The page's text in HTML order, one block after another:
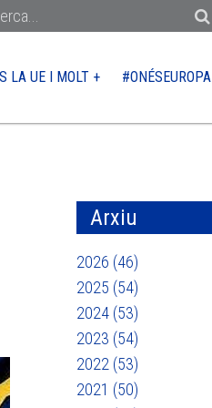
LA UE I MOLT +
Licitacions
#ONÉSEUROPA
Arxiu
2026 (46)
2025 (54)
2024 (53)
2023 (54)
2022 (53)
2021 (50)